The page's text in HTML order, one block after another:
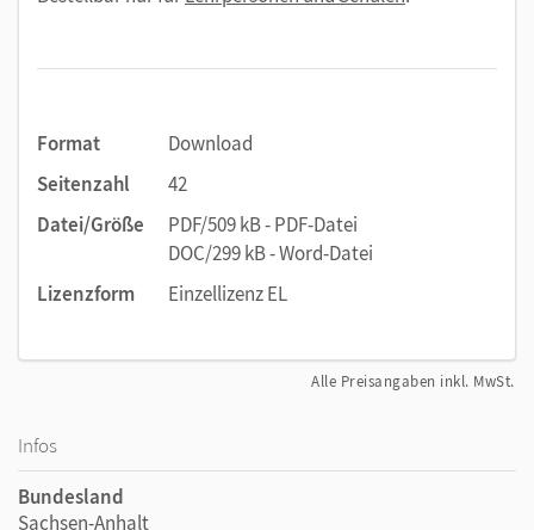
Format
Download
Seitenzahl
42
Datei/Größe
PDF/509 kB - PDF-Datei
DOC/299 kB - Word-Datei
Lizenzform
Einzellizenz EL
Alle Preisangaben inkl. MwSt.
Infos
Bundesland
Sachsen-Anhalt